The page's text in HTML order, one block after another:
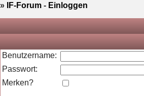
» IF-Forum - Einloggen
Benutzername:
Passwort:
Merken?